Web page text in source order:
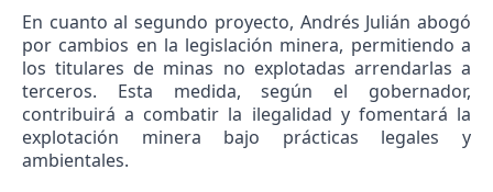
En cuanto al segundo proyecto, Andrés Julián abogó
por cambios en la legislación minera, permitiendo a
los titulares de minas no explotadas arrendarlas a
terceros. Esta medida, según el gobernador,
contribuirá a combatir la ilegalidad y fomentará la
explotación minera bajo prácticas legales y
ambientales.